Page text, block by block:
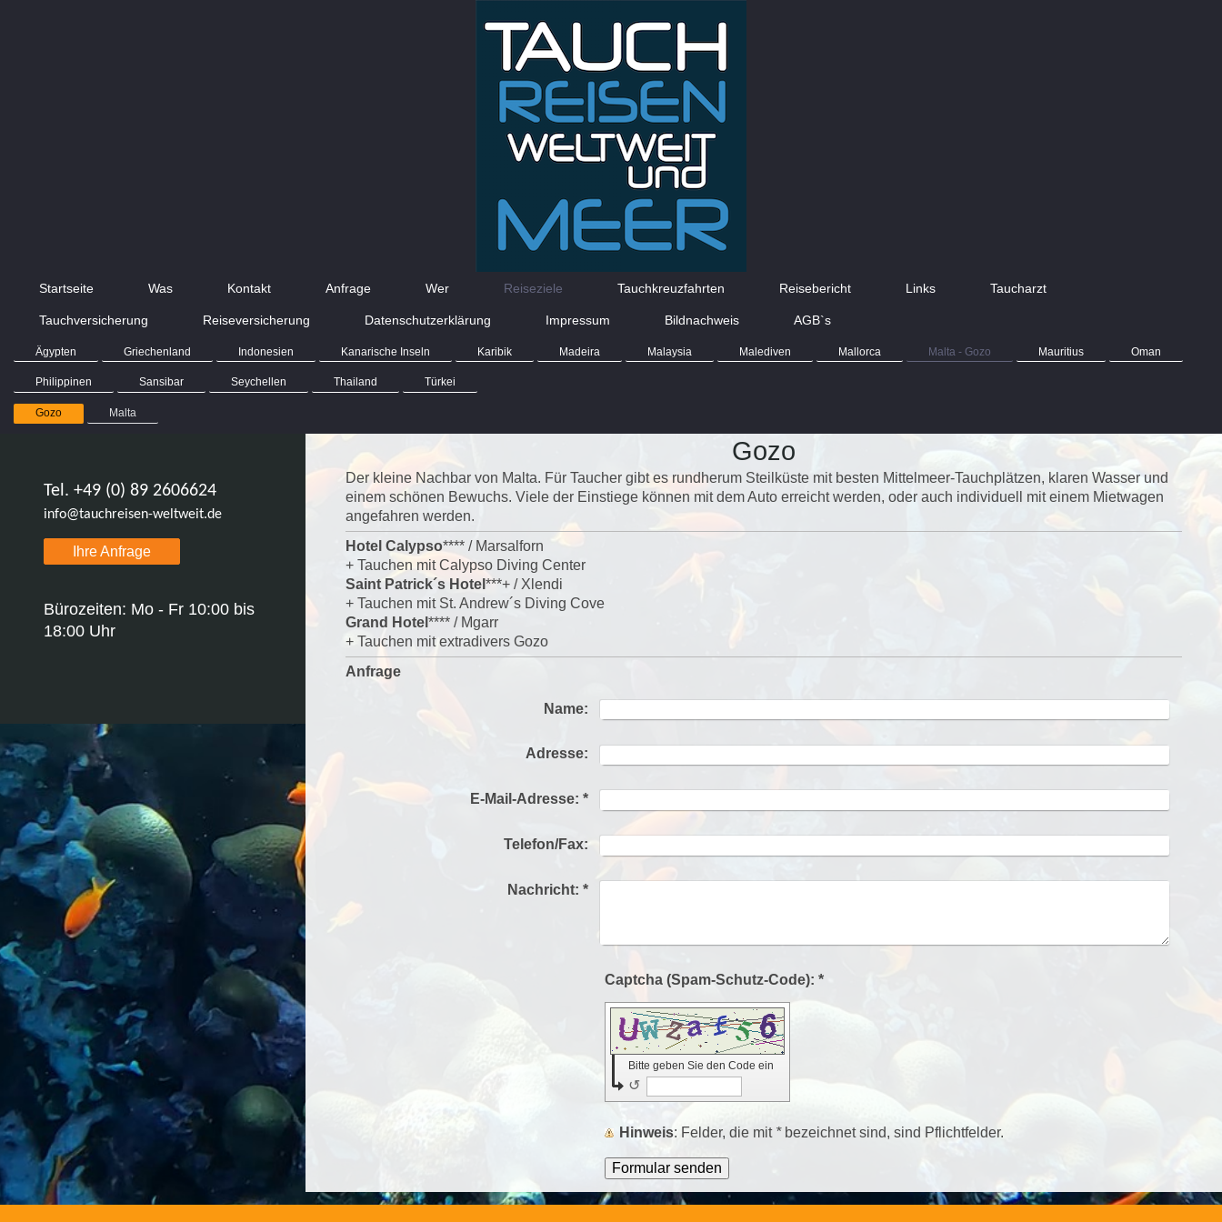
Startseite Was Kontakt Anfrage Wer Reiseziele Tauchkreuzfahrten Reisebericht Links Taucharzt
Tauchversicherung Reiseversicherung Datenschutzerklärung Impressum Bildnachweis AGB`s
Ägypten Griechenland Indonesien Kanarische Inseln Karibik Madeira Malaysia Malediven Mallorca Malta - Gozo Mauritius Oman
Philippinen Sansibar Seychellen Thailand Türkei
Gozo Malta
Gozo
Der kleine Nachbar von Malta. Für Taucher gibt es rundherum Steilküste mit besten Mittelmeer-Tauchplätzen, klaren Wasser und
einem schönen Bewuchs. Viele der Einstiege können mit dem Auto erreicht werden, oder auch individuell mit einem Mietwagen
angefahren werden.
Hotel Calypso**** / Marsalforn
+ Tauchen mit Calypso Diving Center
Saint Patrick´s Hotel ***+ / Xlendi
+ Tauchen mit St. Andrew´s Diving Cove
Grand Hotel **** / Mgarr
+ Tauchen mit extradivers Gozo
Anfrage
Name:
Adresse:
E-Mail-Adresse: *
Telefon/Fax:
Nachricht: *
Captcha (Spam-Schutz-Code): *
Bitte geben Sie den Code ein
↺
Hinweis : Felder, die mit *bezeichnet sind, sind Pflichtfelder.
Tel. +49 (0) 89 2606624
info@tauchreisen-weltweit.de
Ihre Anfrage
Bürozeiten: Mo - Fr 10:00 bis
18:00 Uhr